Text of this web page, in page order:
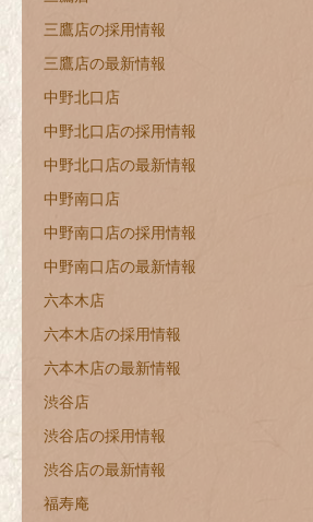
三鷹店の採用情報
三鷹店の最新情報
中野北口店
中野北口店の採用情報
中野北口店の最新情報
中野南口店
中野南口店の採用情報
中野南口店の最新情報
六本木店
六本木店の採用情報
六本木店の最新情報
渋谷店
渋谷店の採用情報
渋谷店の最新情報
福寿庵